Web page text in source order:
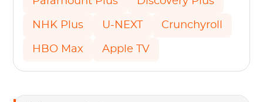
NHK Plus U-NEXT Crunchyroll
HBO Max Apple TV